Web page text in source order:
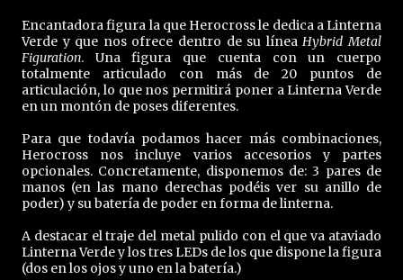
Encantadora figura la que Herocross le dedica a Linterna
Verde y que nos ofrece dentro de su líneaHybrid Metal
Figuration. Una figura que cuenta con un cuerpo
totalmente articulado con más de 20 puntos de
articulación, lo que nos permitirá poner a Linterna Verde
en un montón de poses diferentes.
Para que todavía podamos hacer más combinaciones,
Herocross nos incluye varios accesorios y partes
opcionales. Concretamente, disponemos de: 3 pares de
manos (en las mano derechas podéis ver su anillo de
poder) y su batería de poder en forma de linterna.
A destacar el traje del metal pulido con el que va ataviado
Linterna Verde y los tres LEDs de los que dispone la figura
(dos en los ojos y uno en la batería.)